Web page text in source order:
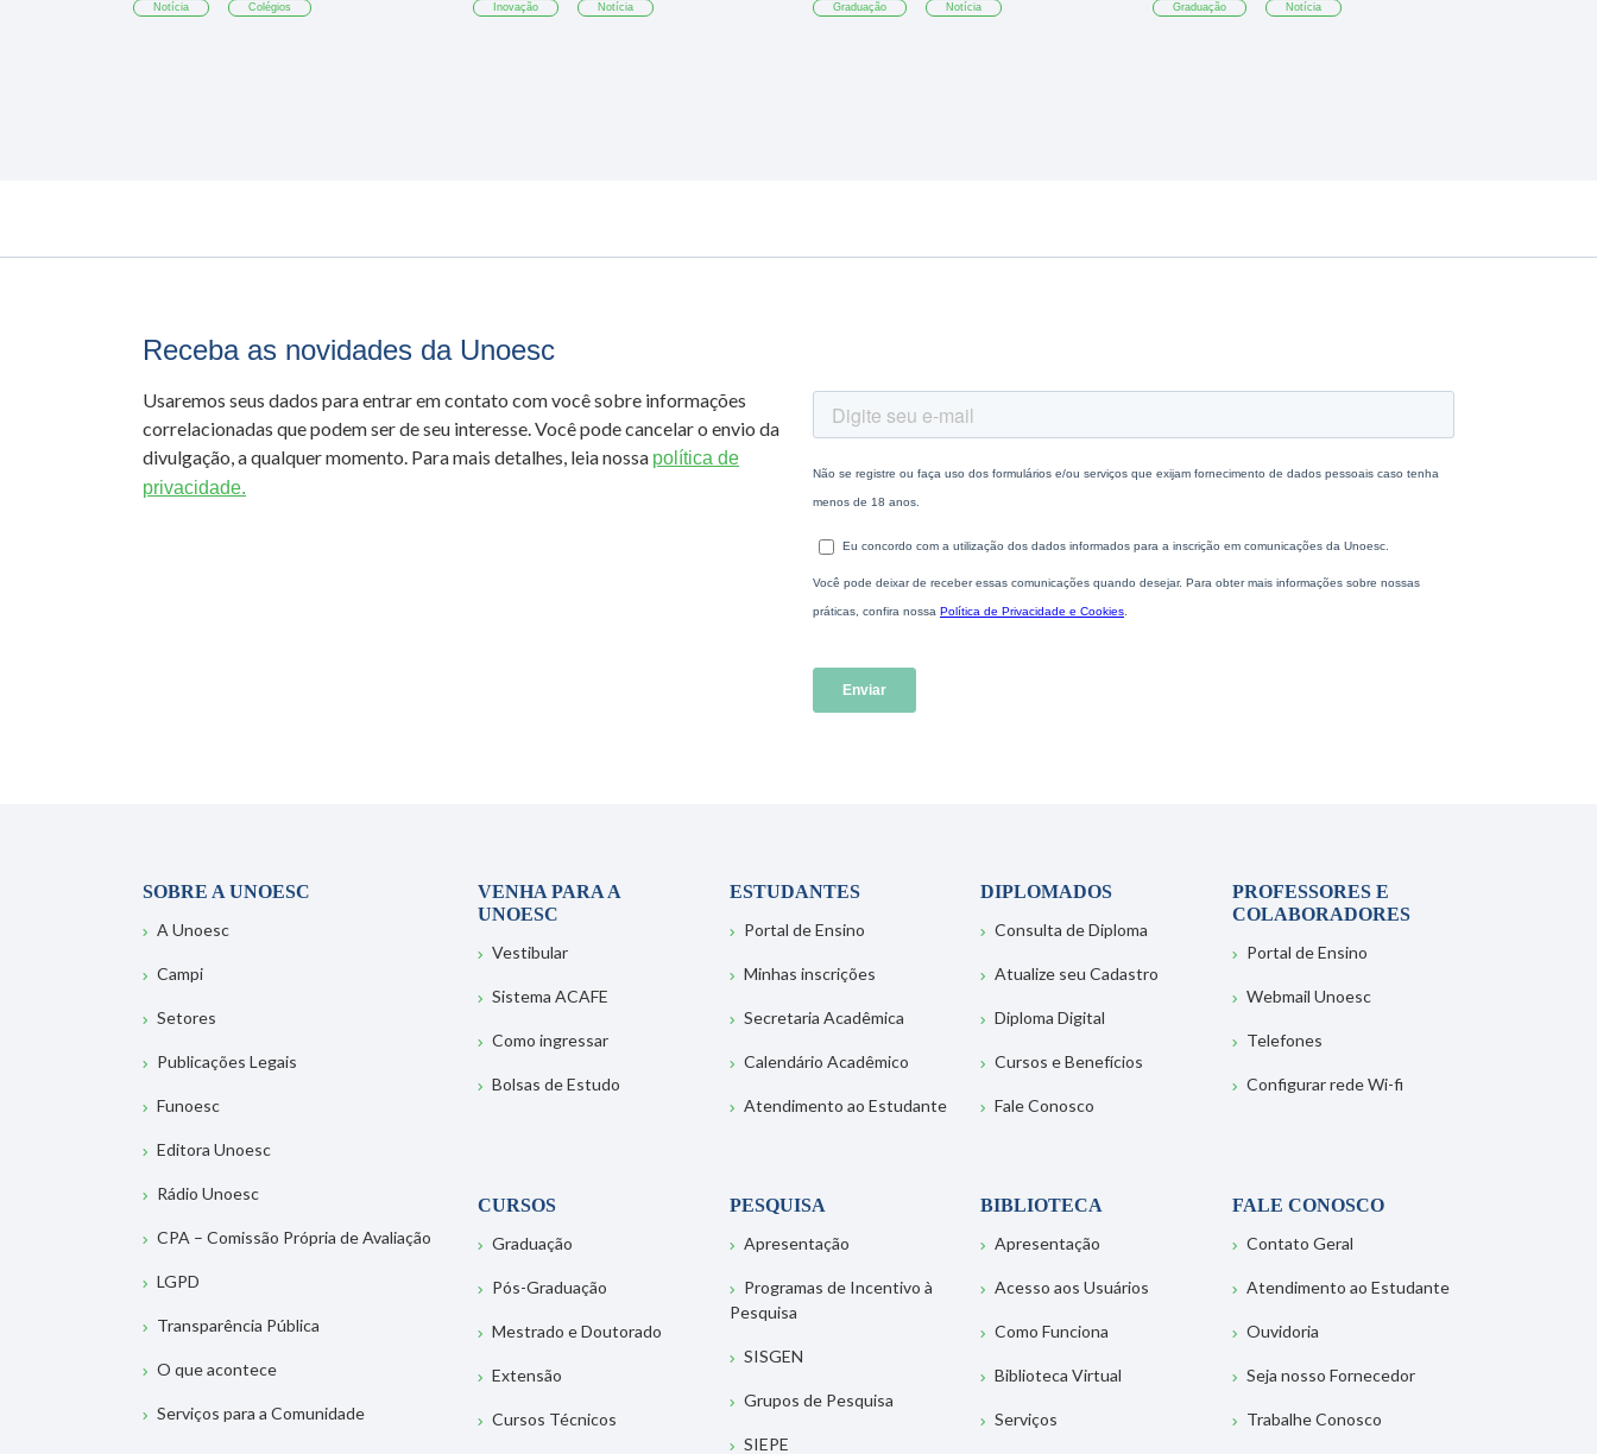
Notícia Colégios Inovação Notícia Graduação Notícia Graduação Notícia
Receba as novidades da Unoesc
Usaremos seus dados para entrar em contato com você sobre informações
correlacionadas que podem ser de seu interesse. Você pode cancelar o envio da
divulgação, a qualquer momento. Para mais detalhes, leia nossa política de
privacidade.
SOBRE A UNOESC
A Unoesc
Campi
Setores
Publicações Legais
Funoesc
Editora Unoesc
Rádio Unoesc
CPA – Comissão Própria de Avaliação
LGPD
Transparência Pública
O que acontece
Serviços para a Comunidade
VENHA PARA A
UNOESC
Vestibular
Sistema ACAFE
Como ingressar
Bolsas de Estudo
ESTUDANTES
Portal de Ensino
Minhas inscrições
Secretaria Acadêmica
Calendário Acadêmico
Atendimento ao Estudante
DIPLOMADOS
Consulta de Diploma
Atualize seu Cadastro
Diploma Digital
Cursos e Benefícios
Fale Conosco
PROFESSORES E
COLABORADORES
Portal de Ensino
Webmail Unoesc
Telefones
Configurar rede Wi-fi
CURSOS
Graduação
Pós-Graduação
Mestrado e Doutorado
Extensão
Cursos Técnicos
PESQUISA
Apresentação
Programas de Incentivo à
Pesquisa
SISGEN
Grupos de Pesquisa
SIEPE
BIBLIOTECA
Apresentação
Acesso aos Usuários
Como Funciona
Biblioteca Virtual
Serviços
FALE CONOSCO
Contato Geral
Atendimento ao Estudante
Ouvidoria
Seja nosso Fornecedor
Trabalhe Conosco